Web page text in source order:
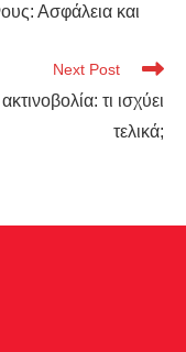
Ασφάλεια και
Next Post
τι ισχύει
τελικά;